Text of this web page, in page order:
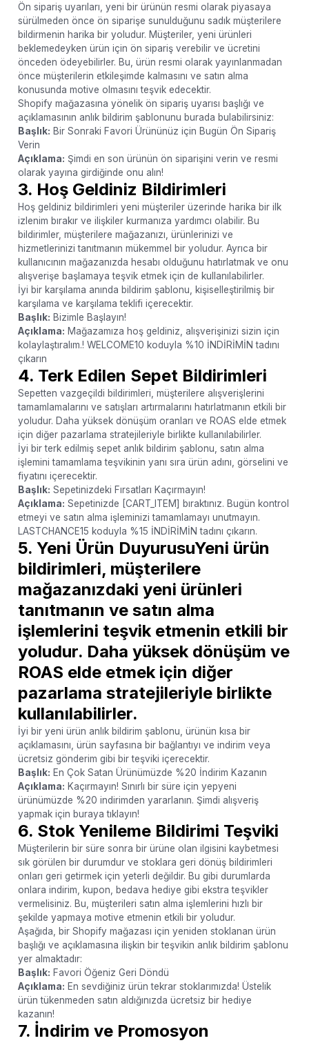
Ön sipariş uyarıları, yeni bir ürünün resmi olarak piyasaya
sürülmeden önce ön siparişe sunulduğunu sadık müşterilere
bildirmenin harika bir yoludur. Müşteriler, yeni ürünleri
beklemedeyken ürün için ön sipariş verebilir ve ücretini
önceden ödeyebilirler. Bu, ürün resmi olarak yayınlanmadan
önce müşterilerin etkileşimde kalmasını ve satın alma
konusunda motive olmasını teşvik edecektir.
Shopify mağazasına yönelik ön sipariş uyarısı başlığı ve
açıklamasının anlık bildirim şablonunu burada bulabilirsiniz:
Başlık: Bir Sonraki Favori Ürününüz için Bugün Ön Sipariş
Verin
Açıklama: Şimdi en son ürünün ön siparişini verin ve resmi
olarak yayına girdiğinde onu alın!
3. Hoş Geldiniz Bildirimleri
Hoş geldiniz bildirimleri yeni müşteriler üzerinde harika bir ilk
izlenim bırakır ve ilişkiler kurmanıza yardımcı olabilir. Bu
bildirimler, müşterilere mağazanızı, ürünlerinizi ve
hizmetlerinizi tanıtmanın mükemmel bir yoludur. Ayrıca bir
kullanıcının mağazanızda hesabı olduğunu hatırlatmak ve onu
alışverişe başlamaya teşvik etmek için de kullanılabilirler.
İyi bir karşılama anında bildirim şablonu, kişiselleştirilmiş bir
karşılama ve karşılama teklifi içerecektir.
Başlık: Bizimle Başlayın!
Açıklama: Mağazamıza hoş geldiniz, alışverişinizi sizin için
kolaylaştıralım.! WELCOME10 koduyla %10 İNDİRİMİN tadını
çıkarın
4. Terk Edilen Sepet Bildirimleri
Sepetten vazgeçildi bildirimleri, müşterilere alışverişlerini
tamamlamalarını ve satışları artırmalarını hatırlatmanın etkili bir
yoludur. Daha yüksek dönüşüm oranları ve ROAS elde etmek
için diğer pazarlama stratejileriyle birlikte kullanılabilirler.
İyi bir terk edilmiş sepet anlık bildirim şablonu, satın alma
işlemini tamamlama teşvikinin yanı sıra ürün adını, görselini ve
fiyatını içerecektir.
Başlık: Sepetinizdeki Fırsatları Kaçırmayın!
Açıklama: Sepetinizde [CART_ITEM] bıraktınız. Bugün kontrol
etmeyi ve satın alma işleminizi tamamlamayı unutmayın.
LASTCHANCE15 koduyla %15 İNDİRİMİN tadını çıkarın.
5. Yeni Ürün DuyurusuYeni ürün
bildirimleri, müşterilere
mağazanızdaki yeni ürünleri
tanıtmanın ve satın alma
işlemlerini teşvik etmenin etkili bir
yoludur. Daha yüksek dönüşüm ve
ROAS elde etmek için diğer
pazarlama stratejileriyle birlikte
kullanılabilirler.
İyi bir yeni ürün anlık bildirim şablonu, ürünün kısa bir
açıklamasını, ürün sayfasına bir bağlantıyı ve indirim veya
ücretsiz gönderim gibi bir teşviki içerecektir.
Başlık: En Çok Satan Ürünümüzde %20 İndirim Kazanın
Açıklama: Kaçırmayın! Sınırlı bir süre için yepyeni
ürünümüzde %20 indirimden yararlanın. Şimdi alışveriş
yapmak için buraya tıklayın!
6. Stok Yenileme Bildirimi Teşviki
Müşterilerin bir süre sonra bir ürüne olan ilgisini kaybetmesi
sık görülen bir durumdur ve stoklara geri dönüş bildirimleri
onları geri getirmek için yeterli değildir. Bu gibi durumlarda
onlara indirim, kupon, bedava hediye gibi ekstra teşvikler
vermelisiniz. Bu, müşterileri satın alma işlemlerini hızlı bir
şekilde yapmaya motive etmenin etkili bir yoludur.
Aşağıda, bir Shopify mağazası için yeniden stoklanan ürün
başlığı ve açıklamasına ilişkin bir teşvikin anlık bildirim şablonu
yer almaktadır:
Başlık: Favori Öğeniz Geri Döndü
Açıklama: En sevdiğiniz ürün tekrar stoklarımızda! Üstelik
ürün tükenmeden satın aldığınızda ücretsiz bir hediye
kazanın!
7. İndirim ve Promosyon